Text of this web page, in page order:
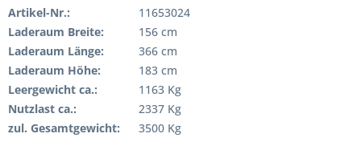
Artikel-Nr.:
11653024
Laderaum Breite:
156 cm
Laderaum Länge:
366 cm
Laderaum Höhe:
183 cm
Leergewicht ca.:
1163 Kg
Nutzlast ca.:
2337 Kg
zul. Gesamtgewicht:
3500 Kg